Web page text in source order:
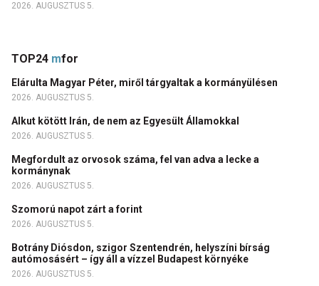
2026. AUGUSZTUS 5.
TOP24 mfor
Elárulta Magyar Péter, miről tárgyaltak a kormányülésen
2026. AUGUSZTUS 5.
Alkut kötött Irán, de nem az Egyesült Államokkal
2026. AUGUSZTUS 5.
Megfordult az orvosok száma, fel van adva a lecke a
kormánynak
2026. AUGUSZTUS 5.
Szomorú napot zárt a forint
2026. AUGUSZTUS 5.
Botrány Diósdon, szigor Szentendrén, helyszíni bírság
autómosásért – így áll a vízzel Budapest környéke
2026. AUGUSZTUS 5.